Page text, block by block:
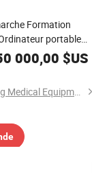
Formation
portable
médical
000,00 $US
Guangzhou Yikang Medical Equipment Industrial Co. Ltd